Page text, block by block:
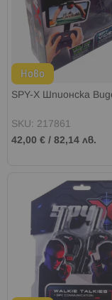
Ново
SPY-X Шпионска
SKU: 217861
42,00 € / 82,14 лв.